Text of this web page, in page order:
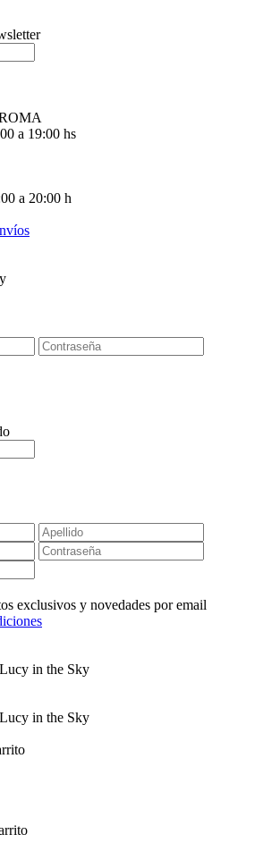
a 19:00 hs
a 20:00 h
exclusivos y novedades por email